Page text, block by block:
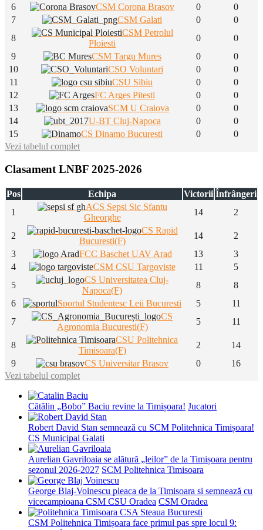
6
CSM Corona Brasov 0
0
7
CSM Galati 0
0
8
CSM Petrolul
Ploiesti
0
0
9
CSM Targu Mures 0
0
10
CSO Voluntari 0
0
11
CSU Sibiu 0
0
12
FC Arges Pitesti 0
0
13
SCM U Craiova 0
0
14
U-BT Cluj-Napoca 0
0
15
CS Dinamo Bucuresti 0
0
Vezi tabelul complet
Clasament LNBF 2025-2026
Pos Echipa Victorii Înfrângeri
1
ACS Sepsi Sic Sfantu
Gheorghe
14 2
2
CS Rapid
Bucuresti(F)
14
2
3
FCC Baschet UAV Arad 13
3
4
CSM CSU Targoviste 11
5
5
CS Universitatea Cluj-
Napoca(F)
8
8
6
Sportul Studentesc Leii Bucuresti 5
11
7
CS
Agronomia Bucuresti(F)
5 11
8
CSU Politehnica
Timisoara(F)
2
14
9
CS Universitar Brasov 0
16
Vezi tabelul complet
Cătălin „Bobo” Baciu revine la Timișoara! Jucatori
Robert David Stan semnează cu SCM Politehnica Timișoara!
CS Municipal Galati
Aurelian Gavriloaia se alătură „leilor” de la Timișoara pentru
sezonul 2026-2027 SCM Politehnica Timisoara
George Blaj-Voinescu pleaca de la Timisoara si semnează cu
vicecampioana CSM CSU Oradea CSM Oradea
CSM Politehnica Timișoara face primul pas spre locul 9: